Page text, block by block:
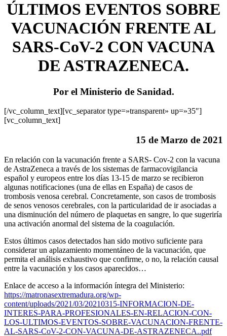
ÚLTIMOS EVENTOS SOBRE
VACUNACIÓN FRENTE AL
SARS-CoV-2 CON VACUNA
DE ASTRAZENECA.
Por el Ministerio de Sanidad.
[/vc_column_text][vc_separator type=»transparent» up=»35″]
[vc_column_text]
15 de Marzo de 2021
En relación con la vacunación frente a SARS- Cov-2 con la vacuna
de AstraZeneca a través de los sistemas de farmacovigilancia
español y europeos entre los días 13-15 de marzo se recibieron
algunas notificaciones (una de ellas en España) de casos de
trombosis venosa cerebral. Concretamente, son casos de trombosis
de senos venosos cerebrales, con la particularidad de ir asociadas a
una disminución del número de plaquetas en sangre, lo que sugeriría
una activación anormal del sistema de la coagulación.
Estos últimos casos detectados han sido motivo suficiente para
considerar un aplazamiento momentáneo de la vacunación, que
permita el análisis exhaustivo que confirme, o no, la relación causal
entre la vacunación y los casos aparecidos…
Enlace de acceso a la información íntegra del Ministerio:
https://matronasextremadura.org/wp-
content/uploads/2021/03/20210315-INFORMACION-DE-
INTERES-PARA-PROFESIONALES-EN-RELACION-CON-
LOS-ULTIMOS-EVENTOS-SOBRE-VACUNACION-FRENTE-
AL-SARS-CoV-2-CON-VACUNA-DE-ASTRAZENECA..pdf